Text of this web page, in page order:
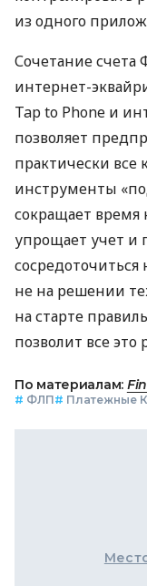
из одного
Сочетание счета
интернет-
Tap to Phone и
позволяет
практически
инструменты
сокращает
упрощает учет и
сосредоточиться
не на решении
на старте
позволит все это
По материалам:
# ФЛП# Платежные